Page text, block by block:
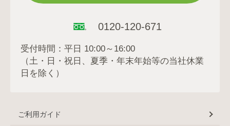
0120-120-671
受付時間：平日 10:00～16:00
（土・日・祝日、夏季・年末年始等の当社休業
日を除く）
ご利用ガイド